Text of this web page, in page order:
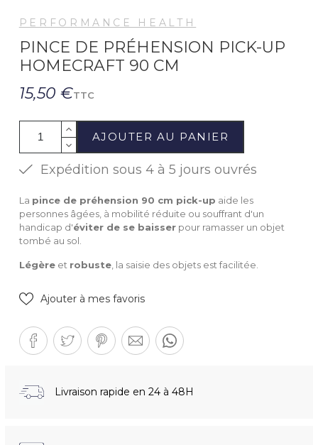
PERFORMANCE HEALTH
PINCE DE PRÉHENSION PICK-UP
HOMECRAFT 90 CM
15,50 €TTC
AJOUTER AU PANIER
Expédition sous 4 à 5 jours ouvrés
La pince de préhension 90 cm pick-up aide les
personnes âgées, à mobilité réduite ou souffrant d'un
handicap d'éviter de se baisserpour ramasser un objet
tombé au sol.
Légèreet robuste, la saisie des objets est facilitée.
Ajouter à mes favoris
Livraison rapide en 24 à 48H